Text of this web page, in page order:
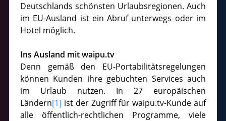
Deutschlands schönsten Urlaubsregionen. Auch
im EU-Ausland ist ein Abruf unterwegs oder im
Hotel möglich.
Ins Ausland mit waipu.tv
Denn gemäß den EU-Portabilitätsregelungen
können Kunden ihre gebuchten Services auch
im Urlaub nutzen. In 27 europäischen
Ländern[1] ist der Zugriff für waipu.tv-Kunde auf
alle öffentlich-rechtlichen Programme, viele